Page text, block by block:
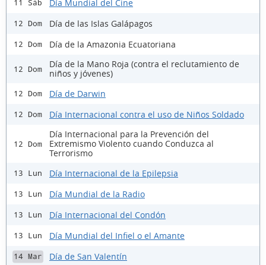
11 Sáb Día Mundial del Cine
12 Dom Día de las Islas Galápagos
12 Dom Día de la Amazonia Ecuatoriana
12 Dom
Día de la Mano Roja (contra el reclutamiento de
niños y jóvenes)
12 Dom Día de Darwin
12 Dom Día Internacional contra el uso de Niños Soldado
12 Dom
Día Internacional para la Prevención del
Extremismo Violento cuando Conduzca al
Terrorismo
13 Lun Día Internacional de la Epilepsia
13 Lun Día Mundial de la Radio
13 Lun Día Internacional del Condón
13 Lun Día Mundial del Infiel o el Amante
14 Mar Día de San Valentín